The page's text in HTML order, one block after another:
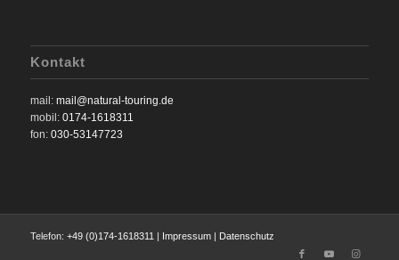
Kontakt
mail: mail@natural-touring.de
mobil: 0174-1618311
fon: 030-53147723
Telefon: +49 (0)174-1618311 | Impressum| Datenschutz